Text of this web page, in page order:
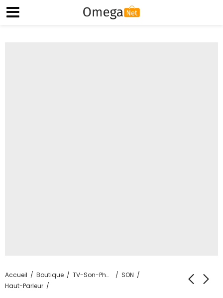
Accueil Boutique TV-Son-Photos
SON
Haut-Parleur